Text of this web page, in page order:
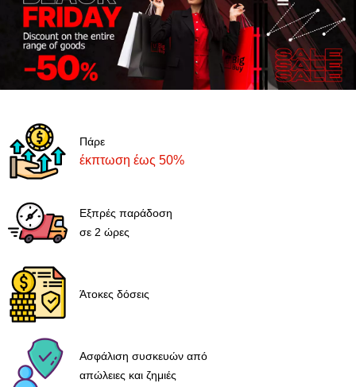
Πάρε
έκπτωση έως 50%
Εξπρές παράδοση
σε 2 ώρες
Άτοκες δόσεις
Ασφάλιση συσκευών από
απώλειες και ζημιές